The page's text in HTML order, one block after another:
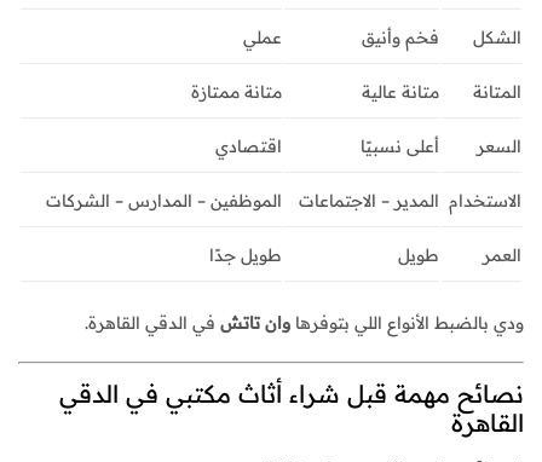
الشكل فخم وأنيق عملي
المتانة متانة عالية متانة ممتازة
السعر أعلى نسبيًا اقتصادي
الاستخدام المدير – الاجتماعات الموظفين – المدارس – الشركات
العمر طويل طويل جدًا
ودي بالضبط الأنواع اللي بتوفرها وان تاتش في الدقي القاهرة.
نصائح مهمة قبل شراء أثاث مكتبي في الدقي
القاهرة